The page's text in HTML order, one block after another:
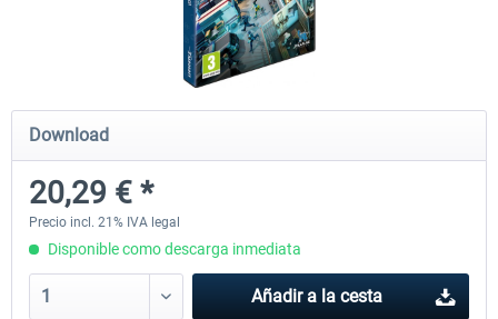
Emergency Call - The Firefighting
Simulation 3
22,87 € *
Global Rescue
Download
20,29 € *
Precio incl. 21% IVA legal
Disponible como descarga inmediata
Añadir a la cesta